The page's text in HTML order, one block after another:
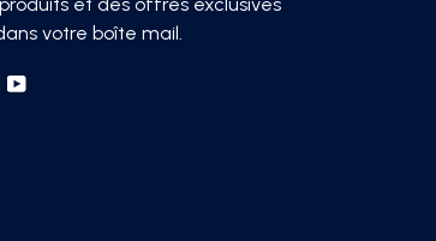
votre boîte mail.
YouTube